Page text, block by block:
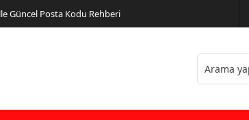
Güncel Posta Kodu Rehberi